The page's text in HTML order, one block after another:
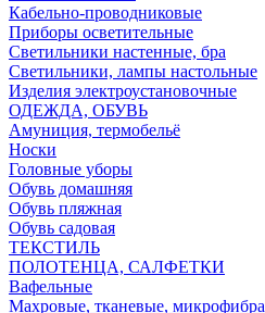
Кабельно-проводниковые
Приборы осветительные
Светильники настенные, бра
Светильники, лампы настольные
Изделия электроустановочные
ОДЕЖДА, ОБУВЬ
Амуниция, термобельё
Носки
Головные уборы
Обувь домашняя
Обувь пляжная
Обувь садовая
ТЕКСТИЛЬ
ПОЛОТЕНЦА, САЛФЕТКИ
Вафельные
Махровые, тканевые, микрофибра